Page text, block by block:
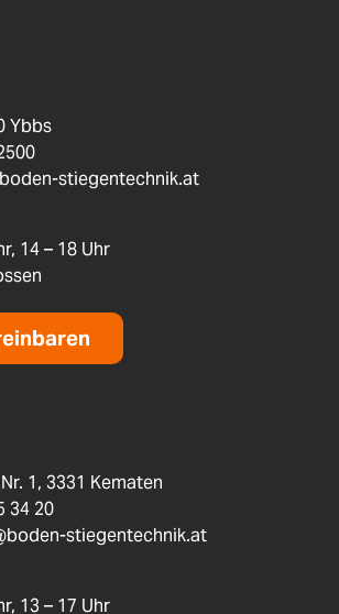
Ybbs
stiegentechnik.at
14 – 18 Uhr
1, 3331 Kematen
34 20
stiegentechnik.at
13 – 17 Uhr